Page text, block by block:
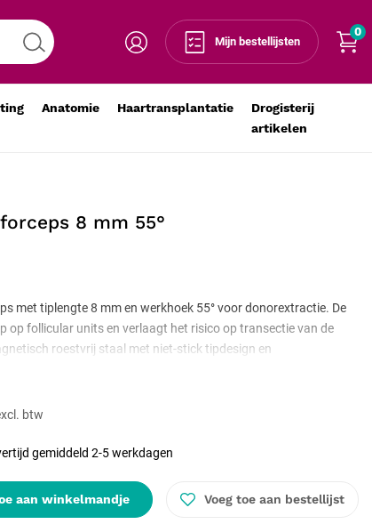
Mijn bestellijsten
0
Anatomie Haartransplantatie
Drogisterij
artikelen
8 mm 55°
- Voeg toe aan winkelmandje
aan winkelmandje Voeg toe aan bestellijst
gemiddeld 2-5 werkdagen
met tiplengte 8 mm en werkhoek 55° voor donorextractie. De
op follicular units en verlaagt het risico op transectie van de
roestvrij staal met niet-stick tipdesign en
FUE-gebruik. Autoclaveerbaar tot 134 °C en CE Klasse IIa